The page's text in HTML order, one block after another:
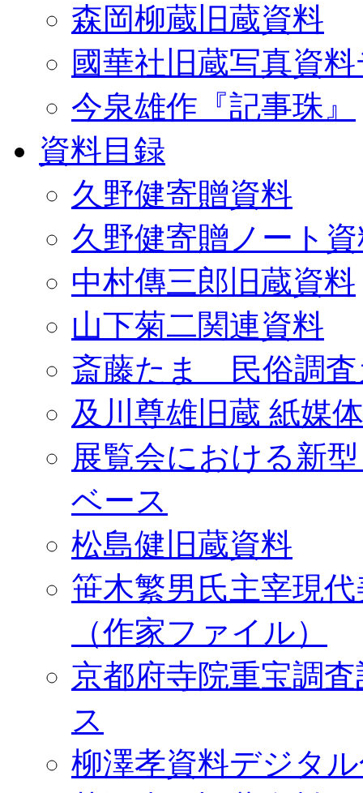
森岡柳蔵旧蔵資料
國華社旧蔵写真資
今泉雄作『記事珠』
資料目録
久野健寄贈資料
久野健寄贈ノート
中村傳三郎旧蔵資料
山下菊二関連資料
斎藤たま 民俗調査
及川尊雄旧蔵 紙媒
展覧会における新
ベース
松島健旧蔵資料
笹木繁男氏主宰現
（作家ファイル）
京都府寺院重宝調
ス
柳澤孝資料デジタ